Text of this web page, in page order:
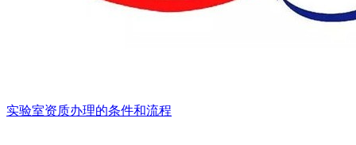
实验室资质办理的条件和流程